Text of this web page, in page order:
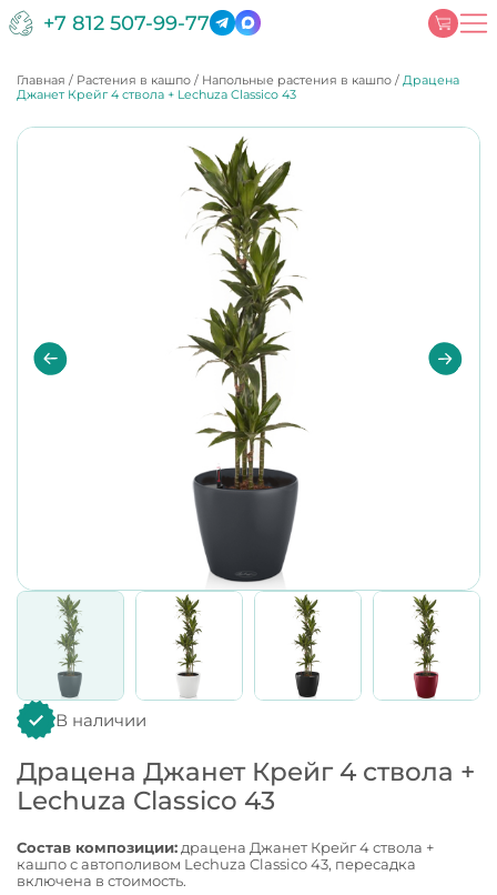
+7 812 507-99-77
Главная / Растения в кашпо / Напольные растения в кашпо / Драцена
Джанет Крейг 4 ствола + Lechuza Classico 43
В наличии
Драцена Джанет Крейг 4 ствола +
Lechuza Classico 43
Состав композиции:драцена Джанет Крейг 4 ствола +
кашпо с автополивом Lechuza Classico 43, пересадка
включена в стоимость.